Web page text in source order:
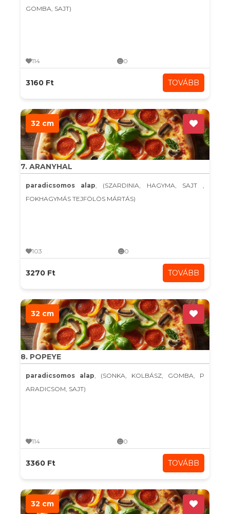
GOMBA, SAJT)
114 0
3160 Ft TOVÁBB
32 cm
7. ARANYHAL
paradicsomos alap, (SZARDINIA, HAGYMA, SAJT ,
FOKHAGYMÁS TEJFÖLÖS MÁRTÁS)
103 0
3270 Ft TOVÁBB
32 cm
8. POPEYE
paradicsomos alap, (SONKA, KOLBÁSZ, GOMBA, P
ARADICSOM, SAJT)
114 0
3360 Ft TOVÁBB
32 cm